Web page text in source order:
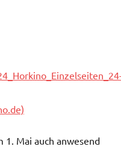
1. Mai auch anwesend